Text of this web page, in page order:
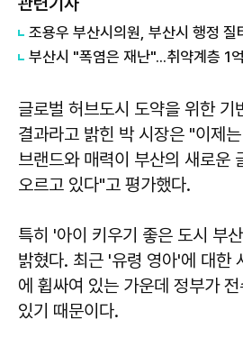
부산시 "폭염은 재난"...취약계층 1
글로벌 허브도시 도약을 위한 기
결과라고 밝힌 박 시장은 "이제
브랜드와 매력이 부산의 새로운
오르고 있다"고 평가했다.
특히 '아이 키우기 좋은 도시 부
밝혔다. 최근 '유령 영아'에 대한
에 휩싸여 있는 가운데 정부가
있기 때문이다.